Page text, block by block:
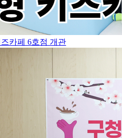
카페 6호점 개관